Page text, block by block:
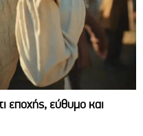
εποχής, εύθυμο και